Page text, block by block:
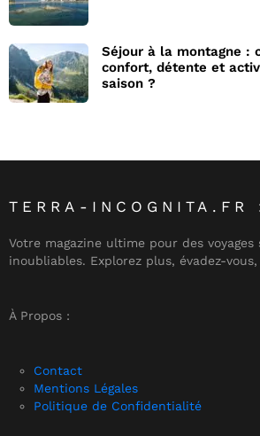
Séjour à la montagne :
confort, détente et
saison ?
TERRA-INCOGNITA.FR
Votre magazine ultime pour des
inoubliables. Explorez plus, évadez-vous,
À Propos :
Contact
Mentions Légales
Politique de Confidentialité